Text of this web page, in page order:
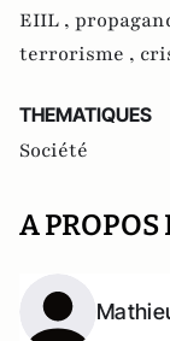
EIIL ,
terrorisme ,
THEMATIQUES
Société
A PROPOS